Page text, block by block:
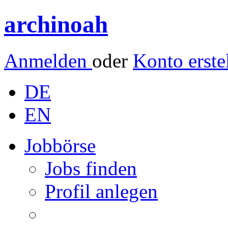
archinoah
Anmelden oder Konto
DE
EN
Jobbörse
Jobs finden
Profil anlegen